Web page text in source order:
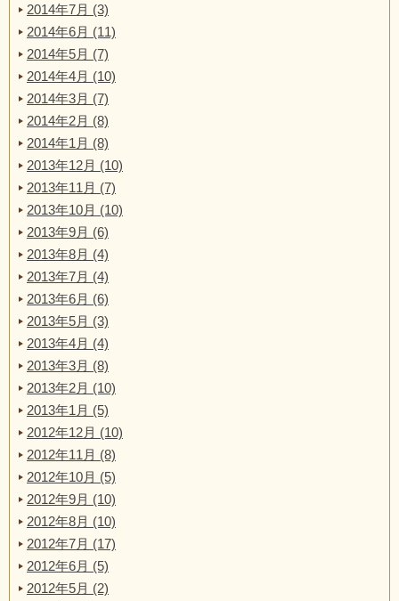
2014年7月 (3)
2014年6月 (11)
2014年5月 (7)
2014年4月 (10)
2014年3月 (7)
2014年2月 (8)
2014年1月 (8)
2013年12月 (10)
2013年11月 (7)
2013年10月 (10)
2013年9月 (6)
2013年8月 (4)
2013年7月 (4)
2013年6月 (6)
2013年5月 (3)
2013年4月 (4)
2013年3月 (8)
2013年2月 (10)
2013年1月 (5)
2012年12月 (10)
2012年11月 (8)
2012年10月 (5)
2012年9月 (10)
2012年8月 (10)
2012年7月 (17)
2012年6月 (5)
2012年5月 (2)